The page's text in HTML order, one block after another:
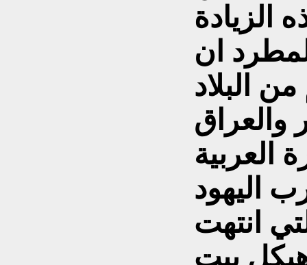
الزيادة
ان
البلاد
والعراق
العربية
اليهود
م ) التي انتهت
بيت